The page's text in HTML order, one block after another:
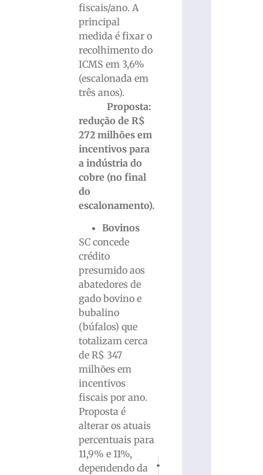
fiscais/ano. A
principal
medida é fixar o
recolhimento do
ICMS em 3,6%
(escalonada em
três anos).
Proposta:
redução de R$
272 milhões em
incentivos para
a indústria do
cobre (no final
do
escalonamento).
Bovinos
SC concede
crédito
presumido aos
abatedores de
gado bovino e
bubalino
(búfalos) que
totalizam cerca
de R$ 347
milhões em
incentivos
fiscais por ano.
Proposta é
alterar os atuais
percentuais para
11,9% e 11%,
dependendo daBrusque realizou mais de 50